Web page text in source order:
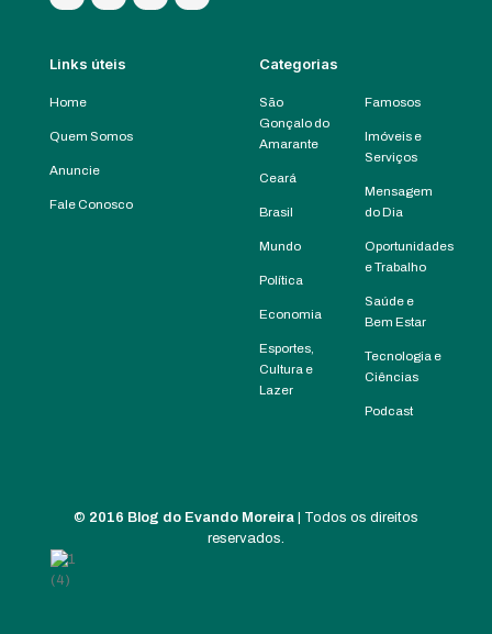
Links úteis
Home
Quem Somos
Anuncie
Fale Conosco
Categorias
São
Gonçalo do
Amarante
Ceará
Brasil
Mundo
Política
Economia
Esportes,
Cultura e
Lazer
Famosos
Imóveis e
Serviços
Mensagem
do Dia
Oportunidades
e Trabalho
Saúde e
Bem Estar
Tecnologia e
Ciências
Podcast
© 2016 Blog do Evando Moreira | Todos os direitos
reservados.